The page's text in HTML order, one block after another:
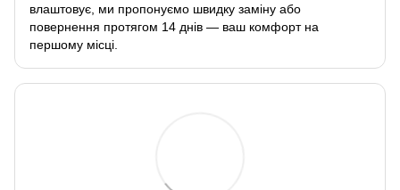
влаштовує, ми пропонуємо швидку заміну або
повернення протягом 14 днів — ваш комфорт на
першому місці.